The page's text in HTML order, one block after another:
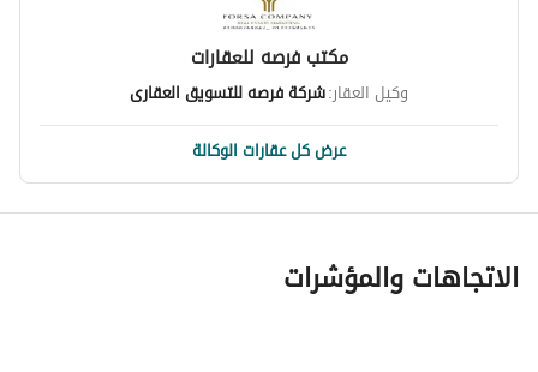
مكتب فرصه للعقارات
وكيل العقار:شركة فرصه للتسويق العقارى
عرض كل عقارات الوكالة
الاتجاهات والمؤشرات